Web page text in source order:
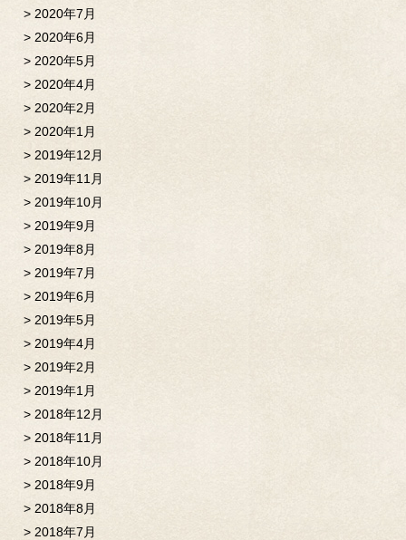
2020年7月
2020年6月
2020年5月
2020年4月
2020年2月
2020年1月
2019年12月
2019年11月
2019年10月
2019年9月
2019年8月
2019年7月
2019年6月
2019年5月
2019年4月
2019年2月
2019年1月
2018年12月
2018年11月
2018年10月
2018年9月
2018年8月
2018年7月